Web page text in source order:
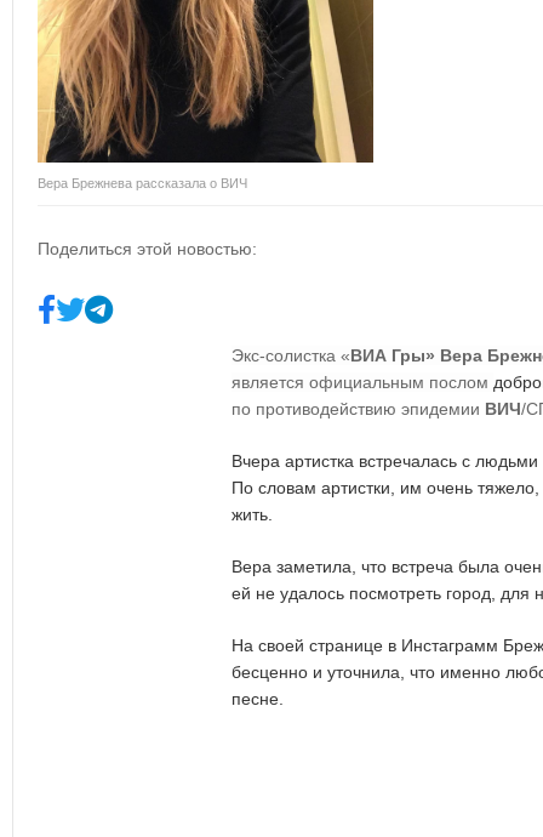
Вера Брежнева рассказала о ВИЧ
Поделиться этой новостью:
Экс-солистка «ВИА Гры» Вера
является официальным послом
по противодействию эпидемии ВИЧ/
Вчера артистка встречалась с
По словам артистки, им очень
жить.
Вера заметила, что встреча была
ей не удалось посмотреть город, для
На своей странице в Инстаграмм
бесценно и уточнила, что именно
песне.